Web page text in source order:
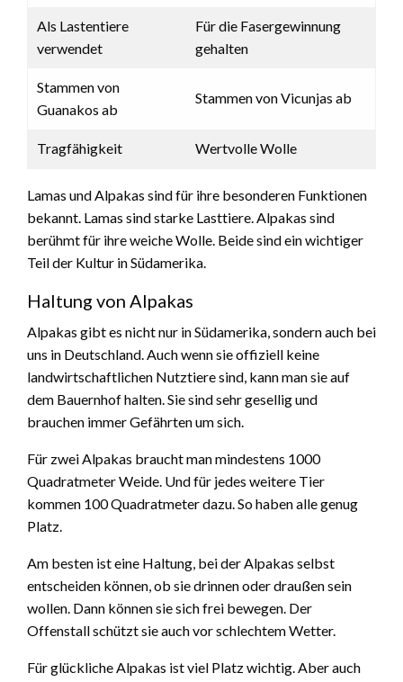
Als Lastentiere
verwendet
Für die Fasergewinnung
gehalten
Stammen von
Guanakos ab
Stammen von Vicunjas ab
Tragfähigkeit Wertvolle Wolle
Lamas und Alpakas sind für ihre besonderen Funktionen
bekannt. Lamas sind starke Lasttiere. Alpakas sind
berühmt für ihre weiche Wolle. Beide sind ein wichtiger
Teil der Kultur in Südamerika.
Haltung von Alpakas
Alpakas gibt es nicht nur in Südamerika, sondern auch bei
uns in Deutschland. Auch wenn sie offiziell keine
landwirtschaftlichen Nutztiere sind, kann man sie auf
dem Bauernhof halten. Sie sind sehr gesellig und
brauchen immer Gefährten um sich.
Für zwei Alpakas braucht man mindestens 1000
Quadratmeter Weide. Und für jedes weitere Tier
kommen 100 Quadratmeter dazu. So haben alle genug
Platz.
Am besten ist eine Haltung, bei der Alpakas selbst
entscheiden können, ob sie drinnen oder draußen sein
wollen. Dann können sie sich frei bewegen. Der
Offenstall schützt sie auch vor schlechtem Wetter.
Für glückliche Alpakas ist viel Platz wichtig. Aber auch